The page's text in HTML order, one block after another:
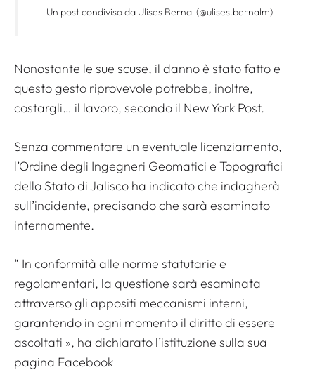
Un post condiviso da Ulises Bernal (@ulises.bernalm)
Nonostante le sue scuse, il danno è stato fatto e
questo gesto riprovevole potrebbe, inoltre,
costargli… il lavoro, secondo il New York Post.
Senza commentare un eventuale licenziamento,
l’Ordine degli Ingegneri Geomatici e Topografici
dello Stato di Jalisco ha indicato che indagherà
sull’incidente, precisando che sarà esaminato
internamente.
“ In conformità alle norme statutarie e
regolamentari, la questione sarà esaminata
attraverso gli appositi meccanismi interni,
garantendo in ogni momento il diritto di essere
ascoltati », ha dichiarato l’istituzione sulla sua
pagina Facebook